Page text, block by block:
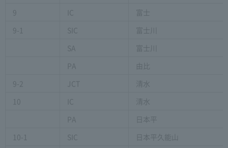
9
IC
富士
9-1
SIC
富士川
SA
富士川
PA
由比
9-2
JCT
清水
10
IC
清水
PA
日本平
10-1
SIC
日本平久能山